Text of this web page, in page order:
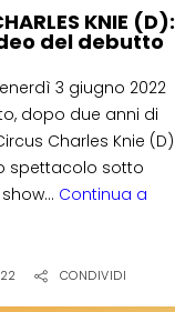
KNIE (D):
del debutto
3 giugno 2022
dopo due anni di
Charles Knie (D)
spettacolo sotto
Continua a
CONDIVIDI